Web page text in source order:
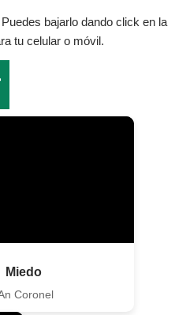
bajarlo dando click en la
tu celular o móvil.
Miedo
Coronel